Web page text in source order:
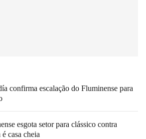
confirma escalação do Fluminense para
esgota setor para clássico contra
casa cheia